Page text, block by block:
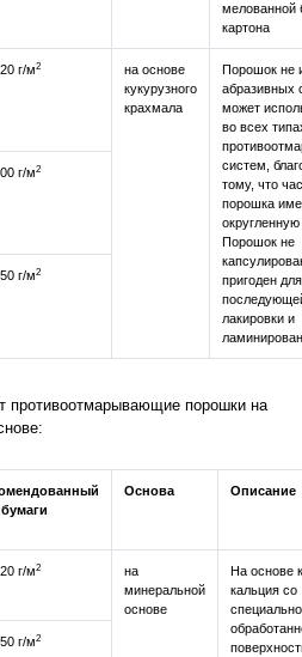
мелованной
картона
г/м2
на основе
кукурузного
крахмала
Порошок не
абразивных
может
во всех
систем,
тому, что
порошка
Порошок не
пригоден для
лакировки и
г/м2
г/м2
противоотмарывающие порошки на
Основа Описание
г/м2
на
минеральной
основе
На основе
кальция со
специально
г/м2